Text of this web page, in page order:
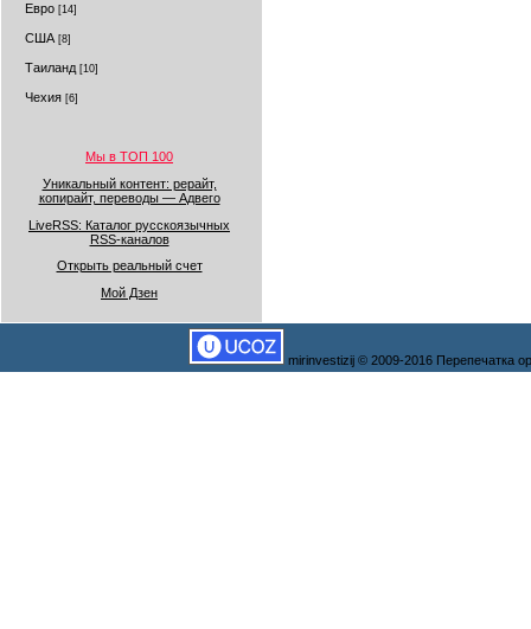
Евро [14]
CША [8]
Таиланд [10]
Чехия [6]
Мы в ТОП 100
Уникальный контент: рерайт,
копирайт, переводы — Адвего
LiveRSS: Каталог русскоязычных
RSS-каналов
Открыть реальный счет
Мой Дзен
mirinvestizij © 2009-2016 Перепечатка